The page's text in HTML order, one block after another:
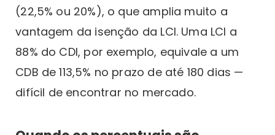
(22,5% ou 20%), o que amplia muito a
vantagem da isenção da LCI. Uma LCI a
88% do CDI, por exemplo, equivale a um
CDB de 113,5% no prazo de até 180 dias —
difícil de encontrar no mercado.